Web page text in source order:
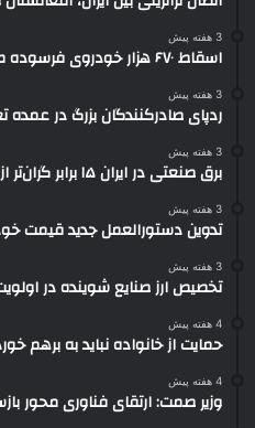
3 هفته پیش
اسقاط ۶۷۰ هزار خودروی فرسوده طی ۳ سال
3 هفته پیش
ردپای صادرکنندگان بزرگ در عمده
3 هفته پیش
برق صنعتی در ایران ۱۵ برابر گران‌تر از خانگی است
3 هفته پیش
تدوین دستورالعمل جدید قیمت
3 هفته پیش
تخصیص ارز صنایع شوینده در
4 هفته پیش
حمایت از خانواده نباید به برهم
4 هفته پیش
وزیر صمت: ارتقای فناوری محور